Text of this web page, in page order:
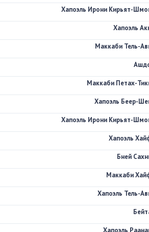
Хапоэль Ирони Кирьят-
Хапоэль
Маккаби Тель-
Маккаби Петах-
Хапоэль Беер-
Хапоэль Ирони Кирьят-
Хапоэль
Бней
Маккаби
Хапоэль Тель-
Хапоэль